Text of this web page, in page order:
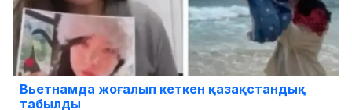
Вьетнамда жоғалып кеткен қазақстандық
табылды